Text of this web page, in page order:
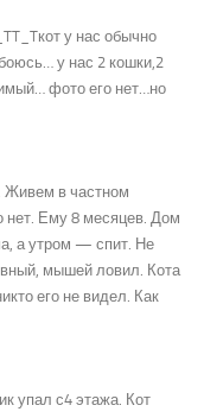
у нас обычно
у нас 2 кошки,2
фото его нет…но
Живем в частном
нет. Ему 8 месяцев. Дом
а утром — спит. Не
мышей ловил. Кота
его не видел. Как
упал с4 этажа. Кот